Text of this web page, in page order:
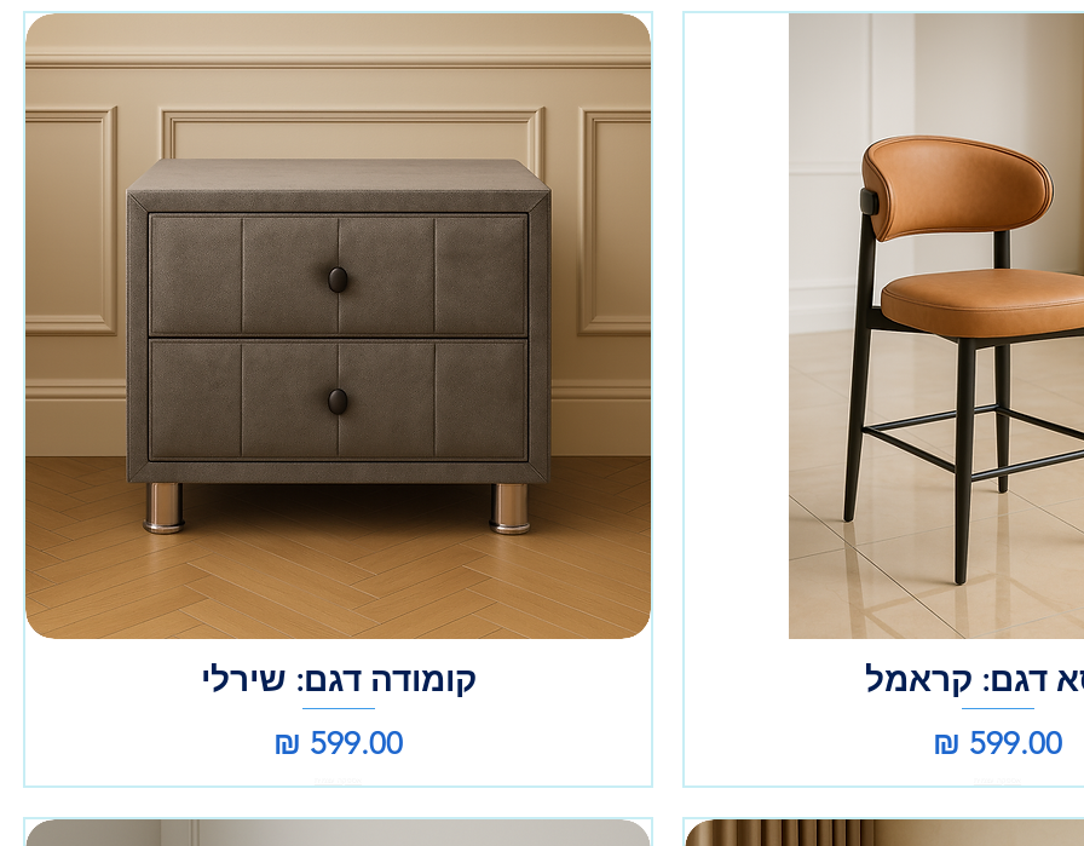
דגם: קראמל
מחיר
קומודה דגם: שירלי
מחיר